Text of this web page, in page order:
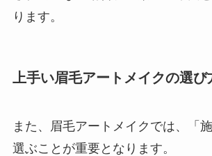
ります。
上手い眉毛アートメイクの選び
また、眉毛アートメイクでは、「
選ぶことが重要となります。